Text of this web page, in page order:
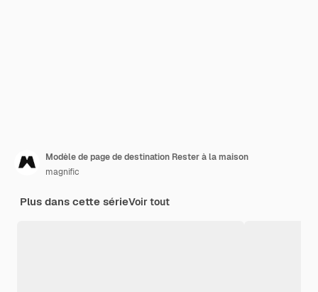
Modèle de page de destination Rester à la maison
magnific
Plus dans cette sérieVoir tout